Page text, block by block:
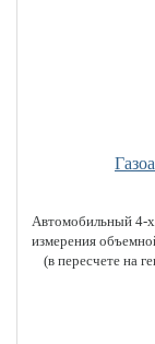
Автомобильный 4-х
измерения
(в пересчете на